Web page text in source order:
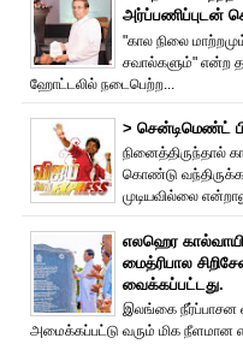
அர்ப்பணிப்புடன்
"கால நிலை
சவால்களும்" என்ற
ஹோட்டலில் நடைபெற்ற...
> சென்டிமெண்ட்
நினைத்திருந்தால்
கொண்டு
முடியவில்லை
எலஹெர
மைத்ரிபால
வைக்கப்பட்டது.
இலங்கை நீர்ப்பாசன
அமைக்கப்பட்டு வரும் மிக